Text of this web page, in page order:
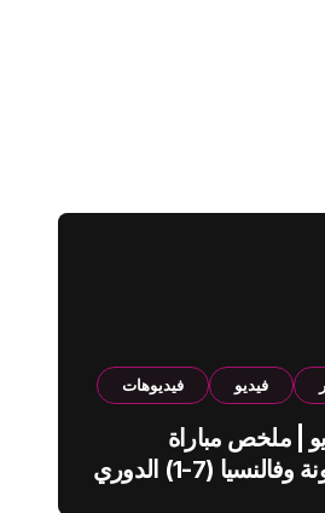
فيديو فيديوهات
| ملخص مباراة
برشلونة وفالنسيا (7-1) الدوري